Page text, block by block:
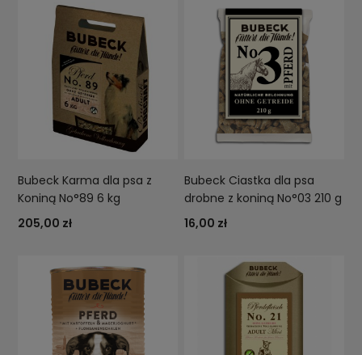
Bubeck Karma dla psa z
Koniną No°89 6 kg
205,00 zł
Bubeck Ciastka dla psa
drobne z koniną No°03 210 g
16,00 zł